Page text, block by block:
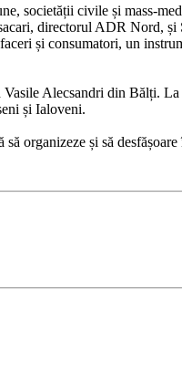
societății civile și mass-
directorul ADR Nord,
și consumatori, un
Alecsandri din Bălți.
și Ialoveni.
organizeze și să